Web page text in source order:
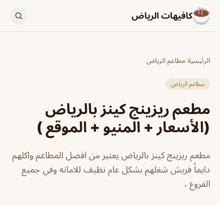
كافيهات الرياض
الرئيسية/مطاعم الرياض
مطاعم الرياض
مطعم ريزينج كينز بالرياض
(الأسعار + المنيو + الموقع )
مطعم ريزينج كينز بالرياض يعتبر من افضل المطاعم واكلهم
دايماً فريش شغلهم بشكل عام نظيف للامانه وفي جميع
الفروع ،